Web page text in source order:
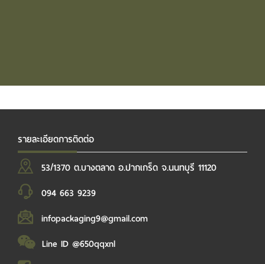
รายละเอียดการติดต่อ
53/1370 ต.บางตลาด อ.ปากเกร็ด จ.นนทบุรี 11120
094 663 9239
infopackaging9@gmail.com
Line ID @650qqxnl